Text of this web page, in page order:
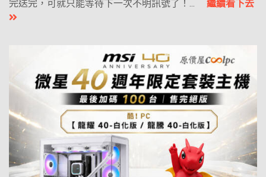
完送完，可就只能等待下一次不明訊號了！... 繼續看下去